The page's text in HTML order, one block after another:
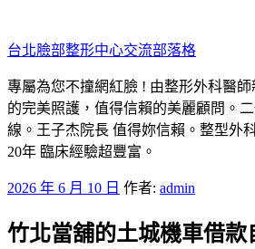
至
主
要
內
容
台北臉部整形中心交流部落格
專屬為您不撞網紅臉 ! 由整形外科醫
的完美照護，值得信賴的美麗顧問。
線。王子杰院長 值得妳信賴。整型外
20年 臨床經驗超豐富。
發
於
2026 年 6 月 10 日 作者: admin
竹北當舖的土城機車借款